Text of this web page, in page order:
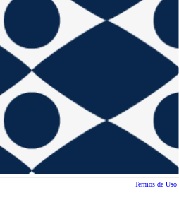
Termos de Uso